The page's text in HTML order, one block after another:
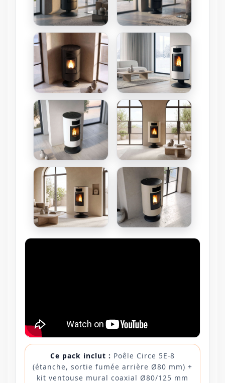
Ce pack inclut : Poêle Circe 5E-8
(étanche, sortie fumée arrière Ø80 mm) +
kit ventouse mural coaxial Ø80/125 mm